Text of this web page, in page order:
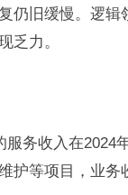
仍旧缓慢。逻
乏力。
服务收入在2024
护等项目，业务